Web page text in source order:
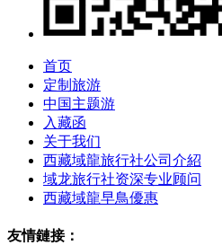
首页
定制旅游
中国主题游
入藏函
关于我们
西藏域龍旅行社公司介紹
域龙旅行社资深专业顾问
西藏域龍早鳥優惠
友情鏈接：